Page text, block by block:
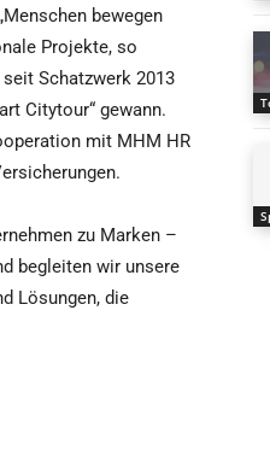
bewegen
Projekte, so
Schatzwerk 2013
Citytour“ gewann.
mit MHM HR
zu Marken –
begleiten wir unsere
Lösungen, die